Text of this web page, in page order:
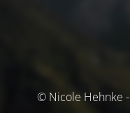
© Nicole Hehnke